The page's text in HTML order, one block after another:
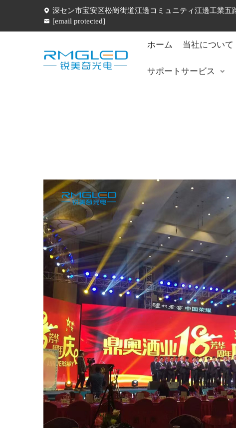
深セン市宝安区松崗街道江邊コミュニティ江邊工業五
[email protected]
ホーム 当社について
サポートサービス